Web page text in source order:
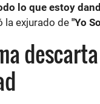
lo que estoy
la exjurado de "Yo